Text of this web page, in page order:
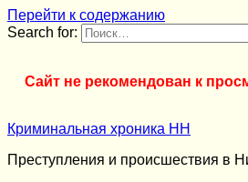
Перейти к содержанию
Search for:
Сайт не рекомендован к
Криминальная хроника НН
Преступления и происшествия в